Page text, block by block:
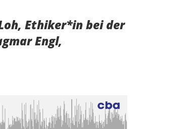
Ethiker*in bei der
Engl,